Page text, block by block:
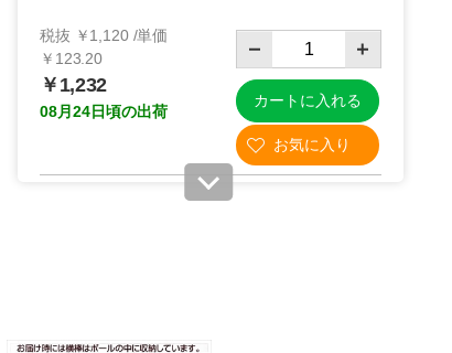
税抜 ￥1,120 /単価
￥123.20
￥1,232
08月24日頃の出荷
カートに入れる